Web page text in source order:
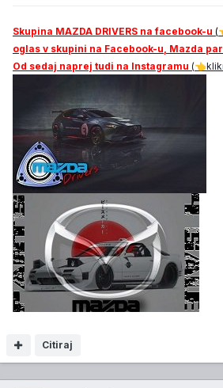
Citiraj
Skupina MAZDA DRIVERS na facebook-u (
oglas v skupini na Facebook-u, Mazda
Od sedaj naprej tudi na Instagramu (👈